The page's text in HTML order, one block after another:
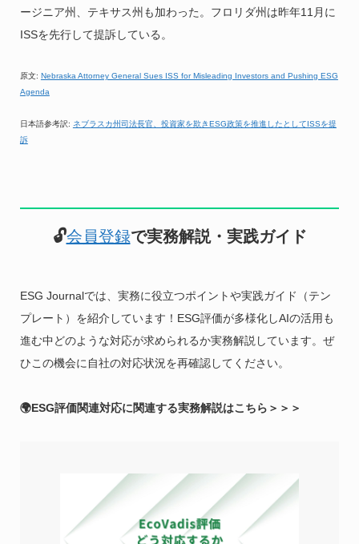
ージニア州、テキサス州も加わった。フロリダ州は昨年11月に
ISSを先行して提訴している。
原文: Nebraska Attorney General Sues ISS for Misleading Investors and Pushing ESG
Agenda
日本語参考訳: ネブラスカ州司法長官、投資家を欺きESG政策を推進したとしてISSを提
訴
🔓会員登録で実務解説・実践ガイド
ESG Journalでは、実務に役立つポイントや実践ガイド（テン
プレート）を紹介しています！ESG評価が多様化しAIの活用も
進む中どのような対応が求められるか実務解説しています。ぜ
ひこの機会に自社の対応状況を再確認してください。
🌍ESG評価関連対応に関連する実務解説はこちら＞＞＞